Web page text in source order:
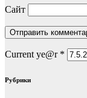
Сайт
Current ye@r *
Рубрики